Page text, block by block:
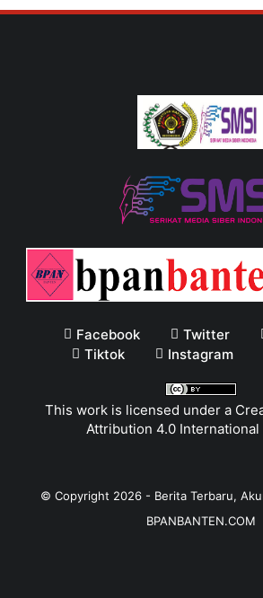
Facebook Twitter
Tiktok
Instagram
This work is licensed under a
Attribution 4.0 International
© Copyright 2026- Berita Terbaru,
BPANBANTEN.COM